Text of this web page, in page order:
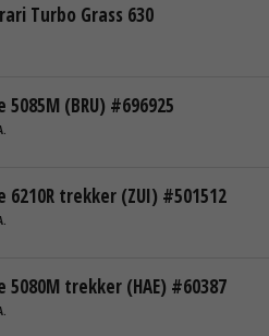
Turbo Grass 630
5085M (BRU) #696925
6210R trekker (ZUI) #501512
5080M trekker (HAE) #60387